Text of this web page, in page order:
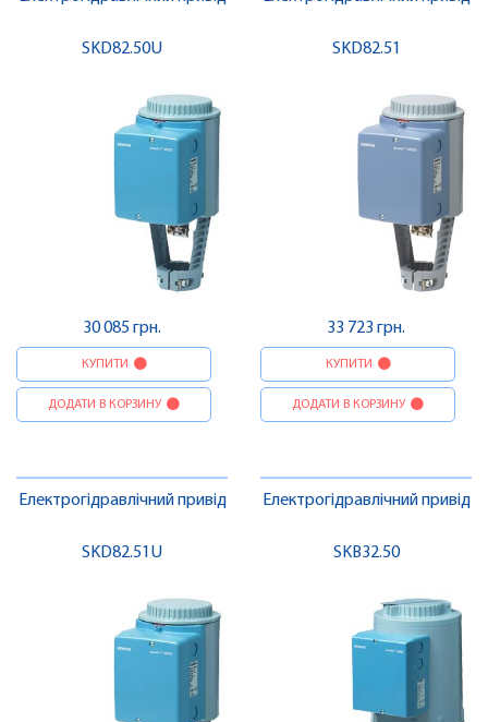
SKD82.50U
30 085 грн.
КУПИТИ
ДОДАТИ В КОРЗИНУ
SKD82.51
33 723 грн.
КУПИТИ
ДОДАТИ В КОРЗИНУ
Електрогідравлічний привід
SKD82.51U
Електрогідравлічний привід
SKB32.50